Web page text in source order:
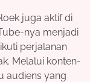
juga aktif di
nya menjadi
perjalanan
Melalui konten-
audiens yang